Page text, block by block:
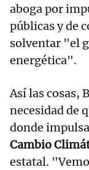
aboga por
públicas y de
solventar "el
energética".
Así las cosas,
necesidad de
donde
Cambio
estatal.